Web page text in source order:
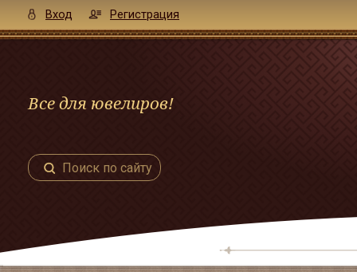
Вход Регистрация
Все для ювелиров!
Поиск по сайту